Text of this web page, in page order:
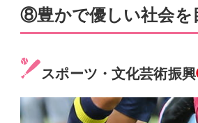
⑧豊かで優しい社会を
スポーツ・文化芸術振興